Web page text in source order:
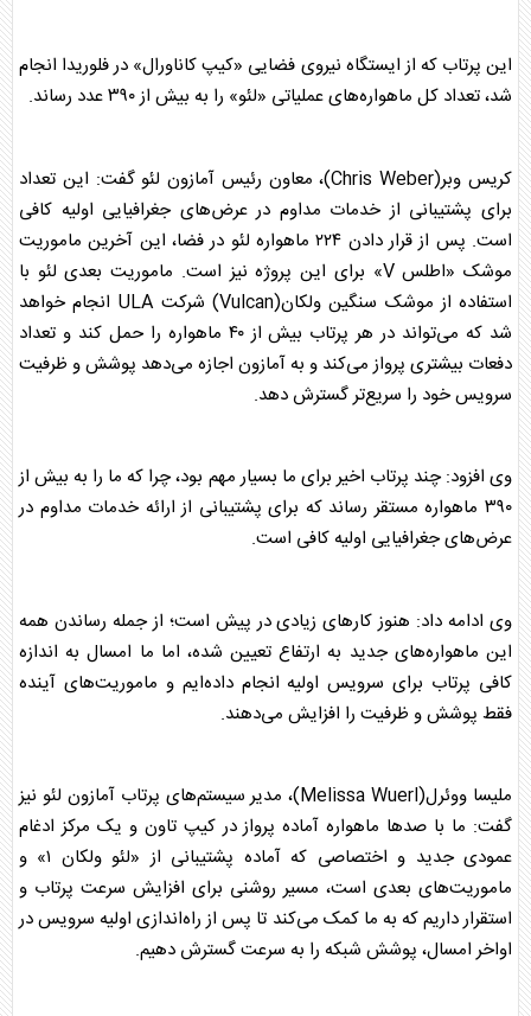
این پرتاب که از ایستگاه نیروی فضایی «کیپ کاناورال» در فلوریدا انجام
شد، تعداد کل ماهواره‌های عملیاتی «لئو» را به بیش از ۳۹۰ عدد رساند.
کریس وبر(Chris Weber)، معاون رئیس آمازون لئو گفت: این تعداد
برای پشتیبانی از خدمات مداوم در عرض‌های جغرافیایی اولیه کافی
است. پس از قرار دادن ۲۲۴ ماهواره لئو در فضا، این آخرین ماموریت
موشک «اطلس V» برای این پروژه نیز است. ماموریت بعدی لئو با
استفاده از موشک سنگین ولکان(Vulcan) شرکت ULA انجام خواهد
شد که می‌تواند در هر پرتاب بیش از ۴۰ ماهواره را حمل کند و تعداد
دفعات بیشتری پرواز می‌کند و به آمازون اجازه می‌دهد پوشش و ظرفیت
سرویس خود را سریع‌تر گسترش دهد.
وی افزود: چند پرتاب اخیر برای ما بسیار مهم بود، چرا که ما را به بیش از
۳۹۰ ماهواره مستقر رساند که برای پشتیبانی از ارائه خدمات مداوم در
عرض‌های جغرافیایی اولیه کافی است.
وی ادامه داد: هنوز کارهای زیادی در پیش است؛ از جمله رساندن همه
این ماهواره‌های جدید به ارتفاع تعیین شده، اما ما امسال به اندازه
کافی پرتاب برای سرویس اولیه انجام داده‌ایم و ماموریت‌های آینده
فقط پوشش و ظرفیت را افزایش می‌دهند.
ملیسا ووئرل(Melissa Wuerl)، مدیر سیستم‌های پرتاب آمازون لئو نیز
گفت: ما با صدها ماهواره آماده پرواز در کیپ تاون و یک مرکز ادغام
عمودی جدید و اختصاصی که آماده پشتیبانی از «لئو ولکان ۱» و
ماموریت‌های بعدی است، مسیر روشنی برای افزایش سرعت پرتاب و
استقرار داریم که به ما کمک می‌کند تا پس از راه‌اندازی اولیه سرویس در
اواخر امسال، پوشش شبکه را به سرعت گسترش دهیم.